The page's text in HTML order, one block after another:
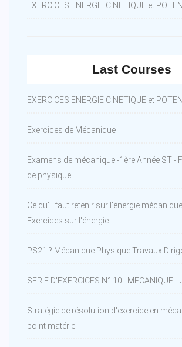
EXERCICES ENERGIE CINETIQUE et
Last Courses
EXERCICES ENERGIE CINETIQUE et
Exercices de Mécanique
Examens de mécanique -1ère Année ST -
de physique
Ce qu'il faut retenir sur l'énergie mécanique
Exercices sur l'énergie
PS21 ? Mécanique Physique Travaux
SERIE D'EXERCICES N° 10 : MECANIQUE -
Stratégie de résolution d'exercice en
point matériel